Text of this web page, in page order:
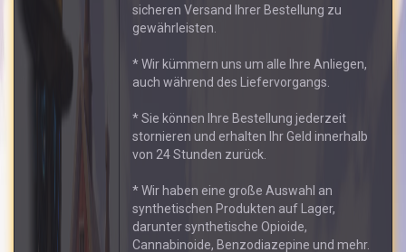
sicheren Versand Ihrer Bestellung zu
gewährleisten.
* Wir kümmern uns um alle Ihre Anliegen,
auch während des Liefervorgangs.
* Sie können Ihre Bestellung jederzeit
stornieren und erhalten Ihr Geld innerhalb
von 24 Stunden zurück.
* Wir haben eine große Auswahl an
synthetischen Produkten auf Lager,
darunter synthetische Opioide,
Cannabinoide, Benzodiazepine und mehr.